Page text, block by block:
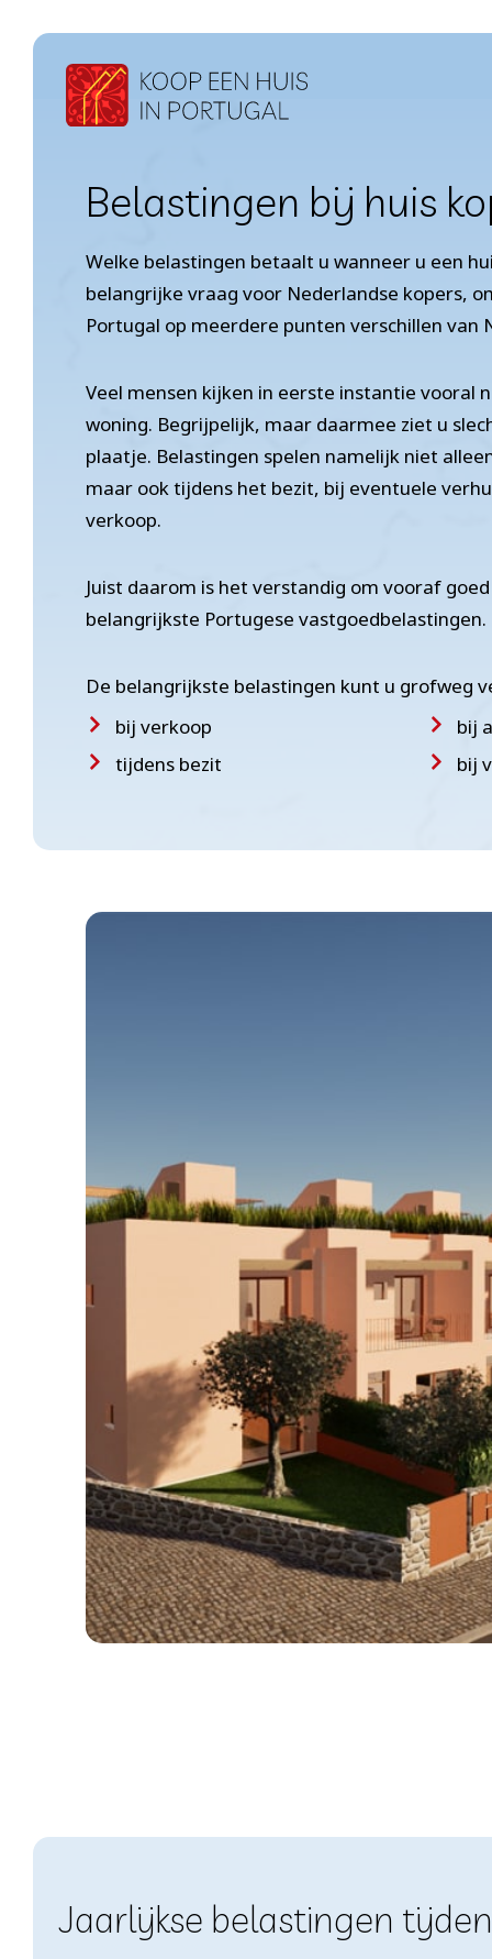
Doorgaan
naar
inhoud
Belastingen bij huis
Welke belastingen betaalt u wanneer u een
belangrijke vraag voor Nederlandse kopers,
Portugal op meerdere punten verschillen van
Veel mensen kijken in eerste instantie vooral
woning. Begrijpelijk, maar daarmee ziet u
plaatje. Belastingen spelen namelijk niet
maar ook tijdens het bezit, bij eventuele
verkoop.
Juist daarom is het verstandig om vooraf
belangrijkste Portugese vastgoedbelastingen.
De belangrijkste belastingen kunt u grofweg
bij verkoop
bij
tijdens bezit
bij
Jaarlijkse belastingen